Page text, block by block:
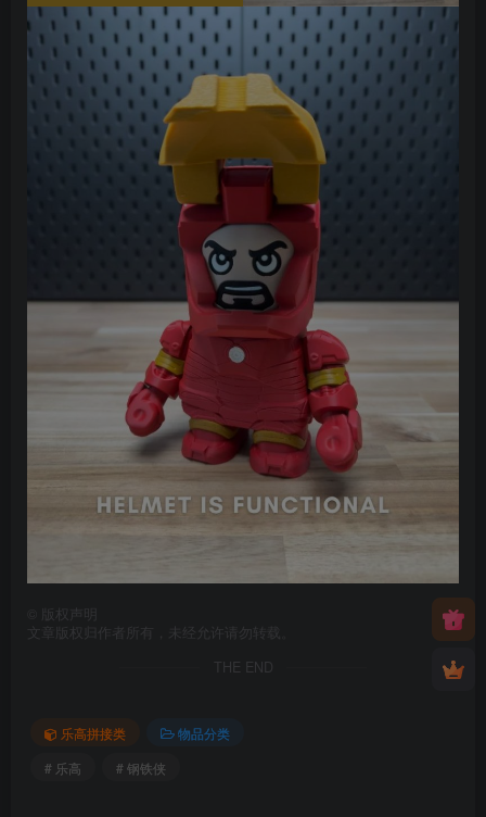
版权声明
文章版权归作者所有，未经允许请勿转载。
THE END
乐高拼接类
物品分类
# 乐高
# 钢铁侠